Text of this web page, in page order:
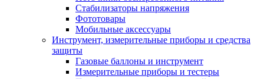
Стабилизаторы напряжения
Фототовары
Мобильные аксессуары
Инструмент, измерительные приборы и средства
защиты
Газовые баллоны и инструмент
Измерительные приборы и тестеры